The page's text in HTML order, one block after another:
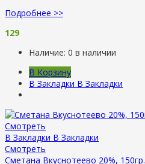
Подробнее >>
129
Наличие: 0 в наличии
В Корзину
В Закладки В Закладки
Смотреть
В Закладки В Закладки
Смотреть
Сметана Вкуснотеево 20%, 150гр.